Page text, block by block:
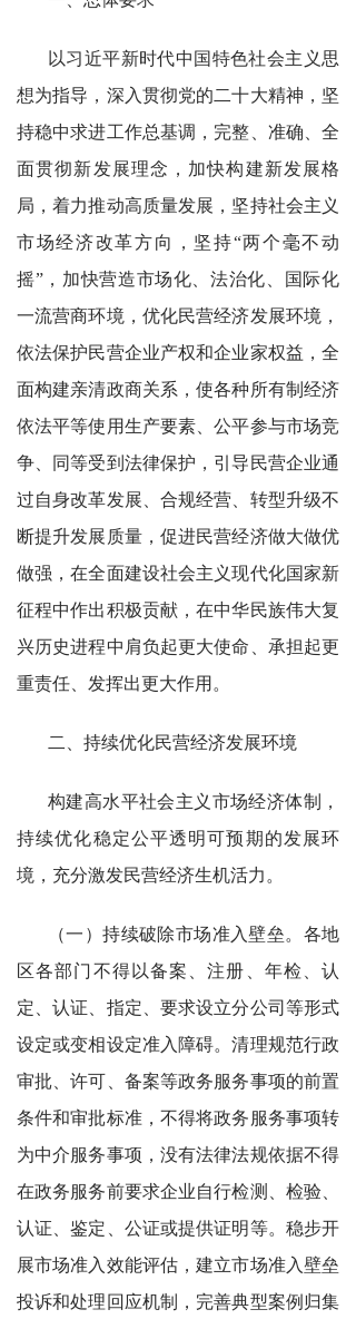
以习近平新时代中国特色社会主义思
想为指导，深入贯彻党的二十大精神，坚
持稳中求进工作总基调，完整、准确、全
面贯彻新发展理念，加快构建新发展格
局，着力推动高质量发展，坚持社会主义
市场经济改革方向，坚持“两个毫不动
摇”，加快营造市场化、法治化、国际化
一流营商环境，优化民营经济发展环境，
依法保护民营企业产权和企业家权益，全
面构建亲清政商关系，使各种所有制经济
依法平等使用生产要素、公平参与市场竞
争、同等受到法律保护，引导民营企业通
过自身改革发展、合规经营、转型升级不
断提升发展质量，促进民营经济做大做优
做强，在全面建设社会主义现代化国家新
征程中作出积极贡献，在中华民族伟大复
兴历史进程中肩负起更大使命、承担起更
重责任、发挥出更大作用。
二、持续优化民营经济发展环境
构建高水平社会主义市场经济体制，
持续优化稳定公平透明可预期的发展环
境，充分激发民营经济生机活力。
（一）持续破除市场准入壁垒。各地
区各部门不得以备案、注册、年检、认
定、认证、指定、要求设立分公司等形式
设定或变相设定准入障碍。清理规范行政
审批、许可、备案等政务服务事项的前置
条件和审批标准，不得将政务服务事项转
为中介服务事项，没有法律法规依据不得
在政务服务前要求企业自行检测、检验、
认证、鉴定、公证或提供证明等。稳步开
展市场准入效能评估，建立市场准入壁垒
投诉和处理回应机制，完善典型案例归集